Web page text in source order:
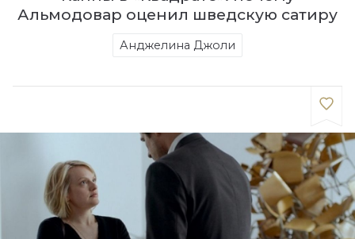
Альмодовар оценил шведскую сатиру
Анджелина Джоли